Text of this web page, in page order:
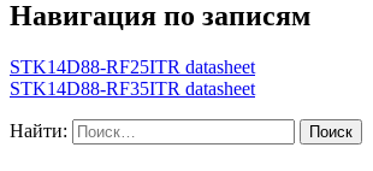
Навигация по записям
STK14D88-RF25ITR datasheet
STK14D88-RF35ITR datasheet
Найти: